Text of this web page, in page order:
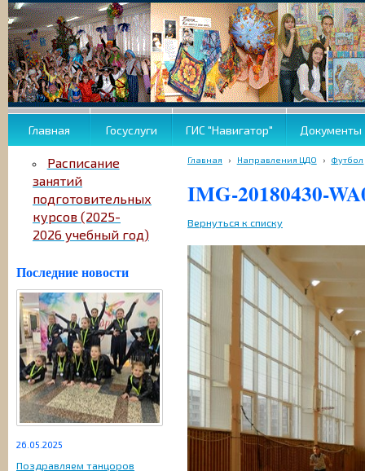
Главная Госуслуги ГИС "Навигатор" Документы
Расписание
занятий
подготовительных
курсов (2025-
2026 учебный год)
Последние новости
26.05.2025
Поздравляем танцоров
Главная › Направления ЦДО › Футбол
IMG-20180430-
Вернуться к списку